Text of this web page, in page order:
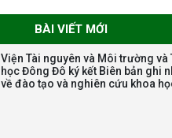
THƯ CẢM ƠN LỄ KỶ
NĂM XÂY DỰNG VÀ
VIỆN (1985-2025) VÀ
BÀI VIẾT MỚI
Viện Tài nguyên và Môi trường
học Đông Đô ký kết Biên bản ghi
về đào tạo và nghiên cứu khoa